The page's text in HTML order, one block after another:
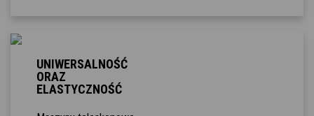
UNIWERSALNOŚĆ
ORAZ
ELASTYCZNOŚĆ